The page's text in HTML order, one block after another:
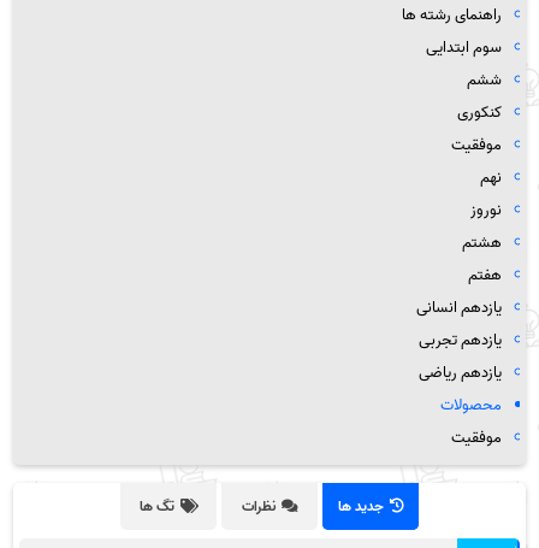
راهنمای رشته ها
سوم ابتدایی
ششم
کنکوری
موفقیت
نهم
نوروز
هشتم
هفتم
یازدهم انسانی
یازدهم تجربی
یازدهم ریاضی
محصولات
موفقیت
جدید ها نظرات تگ ها